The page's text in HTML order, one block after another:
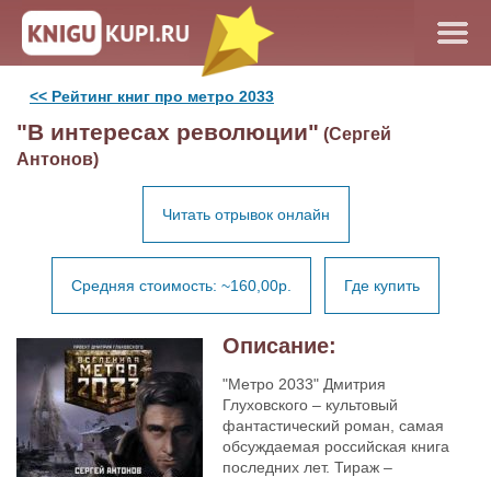
<< Рейтинг книг про метро 2033
"В интересах революции" (Сергей
Антонов)
Читать отрывок онлайн
Средняя стоимость: ~160,00р. Где купить
Описание:
"Метро 2033" Дмитрия
Глуховского – культовый
фантастический роман, самая
обсуждаемая российская книга
последних лет. Тираж –